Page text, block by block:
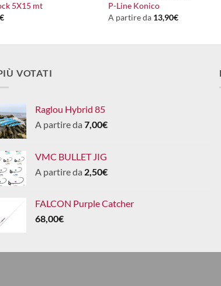
5X15 mt
P-Line Konico
A partire da 13,90€
VOTATI
Raglou Hybrid 85
A partire da 7,00€
VMC BULLET JIG
A partire da 2,50€
FALCON Purple Catcher
68,00€